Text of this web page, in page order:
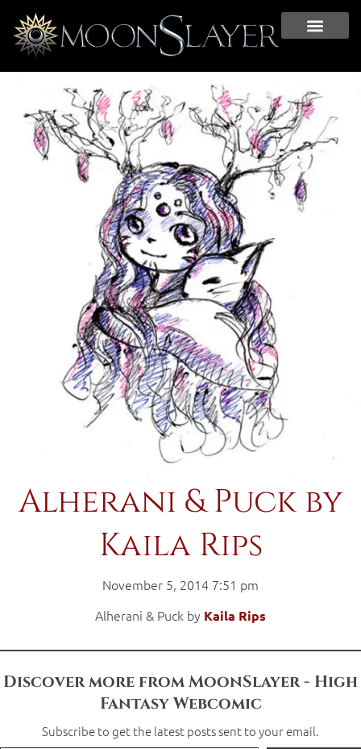
Alherani & Puck by
Kaila Rips
November 5, 2014 7:51 pm
Alherani & Puck by Kaila Rips
Discover more from MoonSlayer - High
Fantasy Webcomic
Subscribe to get the latest posts sent to your email.